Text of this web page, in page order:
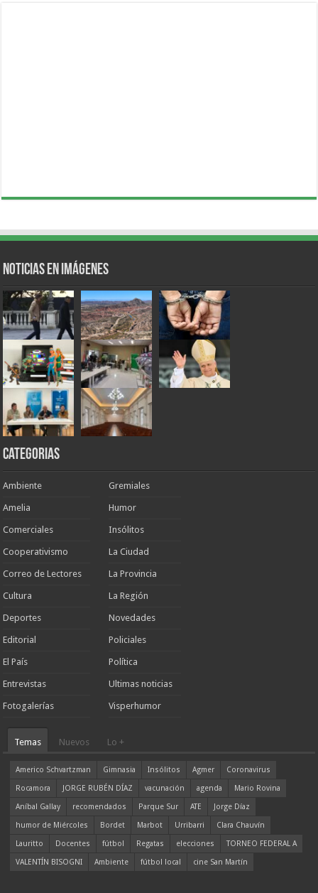
Noticias en Imágenes
Categorias
Ambiente
Amelia
Comerciales
Cooperativismo
Correo de Lectores
Cultura
Deportes
Editorial
El País
Entrevistas
Fotogalerías
Gremiales
Humor
Insólitos
La Ciudad
La Provincia
La Región
Novedades
Policiales
Política
Ultimas noticias
Visperhumor
Temas Nuevos Lo +
Americo Schvartzman Gimnasia Insólitos Agmer
Coronavirus
Rocamora
JORGE RUBÉN DÍAZ vacunación agenda
Mario Rovina
Aníbal Gallay
recomendados Parque Sur ATE
Jorge Díaz
humor de Miércoles
Bordet Marbot Urribarri
Clara Chauvín
Lauritto
Docentes fútbol Regatas elecciones
TORNEO FEDERAL A
VALENTÍN BISOGNI
Ambiente fútbol local cine San Martín